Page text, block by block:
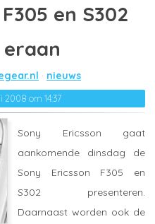
en S302
nieuws
2008 om 14:37
Sony Ericsson gaat
aankomende dinsdag de
Sony Ericsson F305 en
S302 presenteren.
Daarnaast worden ook de